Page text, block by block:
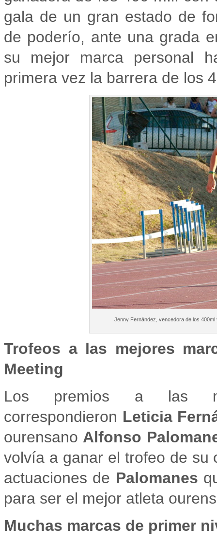
gala de un gran estado de
de poderío, ante una grada
su mejor marca personal
primera vez la barrera de los
Jenny Fernández, vencedora de los
Trofeos a las mejores
Meeting
Los premios a las
correspondieron Leticia
ourensano Alfonso
volvía a ganar el trofeo de su
actuaciones de Palomanes
para ser el mejor atleta
Muchas marcas de primer